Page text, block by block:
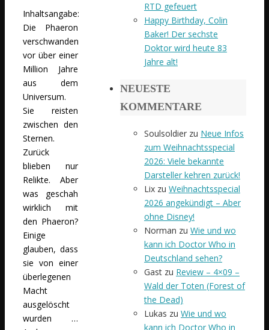
Inhaltsangabe:
Die Phaeron
verschwanden
vor über einer
Million Jahre
aus dem
Universum.
Sie reisten
zwischen den
Sternen.
Zurück
blieben nur
Relikte. Aber
was geschah
wirklich mit
den Phaeron?
Einige
glauben, dass
sie von einer
überlegenen
Macht
ausgelöscht
wurden …
RTD gefeuert
Happy Birthday, Colin
Baker! Der sechste
Doktor wird heute 83
Jahre alt!
NEUESTE
KOMMENTARE
Soulsoldier zu Neue Infos
zum Weihnachtsspecial
2026: Viele bekannte
Darsteller kehren zurück!
Lix zu Weihnachtsspecial
2026 angekündigt – Aber
ohne Disney!
Norman zu Wie und wo
kann ich Doctor Who in
Deutschland sehen?
Gast zu Review – 4×09 –
Wald der Toten (Forest of
the Dead)
Lukas zu Wie und wo
kann ich Doctor Who in